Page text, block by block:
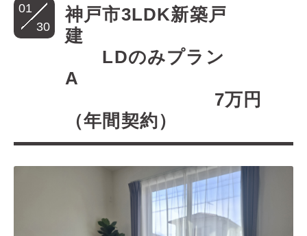
01
30
神戸市3LDK新築戸
建
LDのみプラン
A
7万円
（年間契約）